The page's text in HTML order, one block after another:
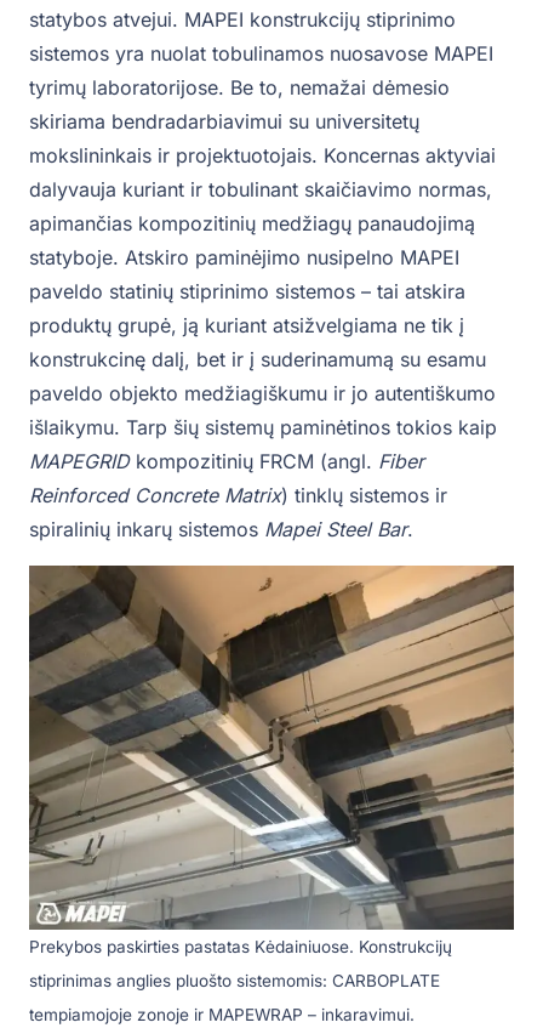
statybos atvejui. MAPEI konstrukcijų stiprinimo
sistemos yra nuolat tobulinamos nuosavose MAPEI
tyrimų laboratorijose. Be to, nemažai dėmesio
skiriama bendradarbiavimui su universitetų
mokslininkais ir projektuotojais. Koncernas aktyviai
dalyvauja kuriant ir tobulinant skaičiavimo normas,
apimančias kompozitinių medžiagų panaudojimą
statyboje. Atskiro paminėjimo nusipelno MAPEI
paveldo statinių stiprinimo sistemos – tai atskira
produktų grupė, ją kuriant atsižvelgiama ne tik į
konstrukcinę dalį, bet ir į suderinamumą su esamu
paveldo objekto medžiagiškumu ir jo autentiškumo
išlaikymu. Tarp šių sistemų paminėtinos tokios kaip
MAPEGRIDkompozitinių FRCM (angl. Fiber
Reinforced Concrete Matrix) tinklų sistemos ir
spiralinių inkarų sistemos Mapei Steel Bar.
Prekybos paskirties pastatas Kėdainiuose. Konstrukcijų
stiprinimas anglies pluošto sistemomis: CARBOPLATE
tempiamojoje zonoje ir MAPEWRAP – inkaravimui.